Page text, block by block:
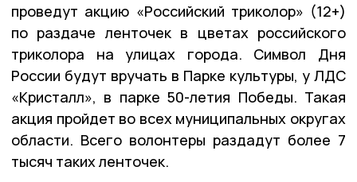
проведут акцию «Российский триколор» (12+)
по раздаче ленточек в цветах российского
триколора на улицах города. Символ Дня
России будут вручать в Парке культуры, у ЛДС
«Кристалл», в парке 50-летия Победы. Такая
акция пройдет во всех муниципальных округах
области. Всего волонтеры раздадут более 7
тысяч таких ленточек.